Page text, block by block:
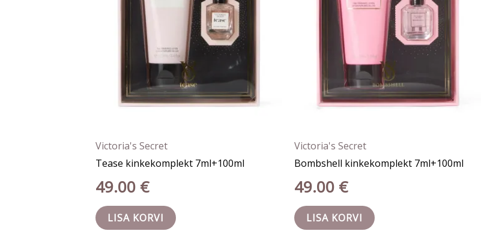
Victoria's Secret
Tease kinkekomplekt 7ml+100ml
49.00 €
LISA KORVI
Victoria's Secret
Bombshell kinkekomplekt 7ml+100ml
49.00 €
LISA KORVI